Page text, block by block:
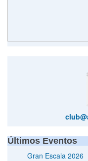
Últimos Eventos
Gran Escala 2026